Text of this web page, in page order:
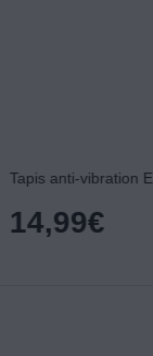
14,99€